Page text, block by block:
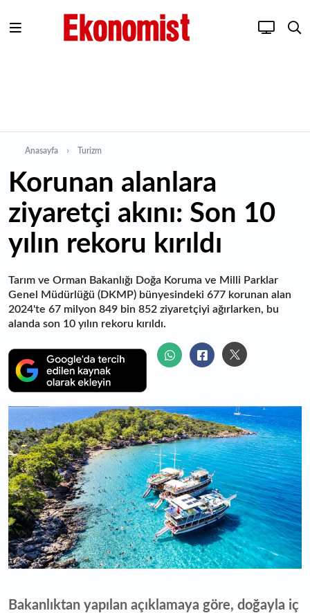
Anasayfa Turizm
Korunan alanlara
ziyaretçi akını: Son 10
yılın rekoru kırıldı
Tarım ve Orman Bakanlığı Doğa Koruma ve Milli Parklar
Genel Müdürlüğü (DKMP) bünyesindeki 677 korunan alan
2024'te 67 milyon 849 bin 852 ziyaretçiyi ağırlarken, bu
alanda son 10 yılın rekoru kırıldı.
Bakanlıktan yapılan açıklamaya göre, doğayla iç